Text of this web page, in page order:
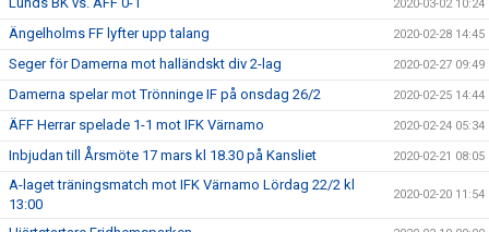
2020-03-02 10:24
Ängelholms FF lyfter upp talang 2020-02-28 14:45
Seger för Damerna mot halländskt div 2-lag 2020-02-27 09:49
Damerna spelar mot Trönninge IF på onsdag 26/2 2020-02-25 14:44
ÄFF Herrar spelade 1-1 mot IFK Värnamo 2020-02-24 05:34
Inbjudan till Årsmöte 17 mars kl 18.30 på Kansliet 2020-02-21 08:05
A-laget träningsmatch mot IFK Värnamo Lördag 22/2 kl
13:00
2020-02-20 11:54